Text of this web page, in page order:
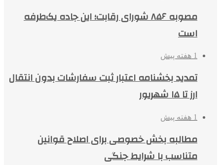
مصوبه ۸۵۶ شورای رقابت؛ این جاده یک‌طرفه
است
1 هفته پیش
تمدید بخشنامه اعتبار ثبت سفارشات بدون انتقال
ارز تا ۱۵ شهریور
1 هفته پیش
مطالبه بخش خصوصی برای اصلاح قوانین
متناسب با شرایط جنگی